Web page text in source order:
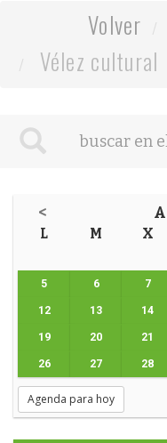
Volver
Vélez cultural
<
L M X
5 6 7
12 13 14
19 20 21
26 27 28
Agenda para hoy